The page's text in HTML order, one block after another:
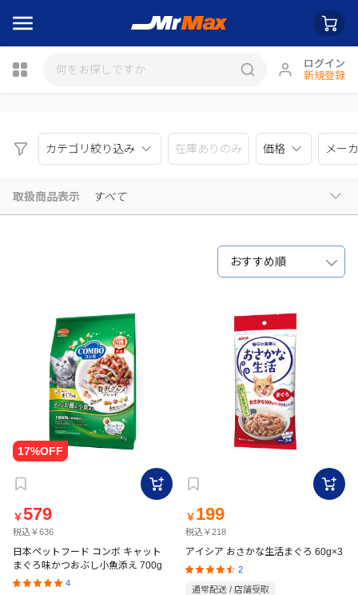
ログイン
新規登録
カテゴリ絞り込み 在庫ありのみ 価格 メー
取扱商品表示 すべて
おすすめ順
￥579
税込￥636
日本ペットフード コンボ キャット
まぐろ味かつおぶし小魚添え 700g
4
￥ 199
税込￥218
アイシア おさかな生活まぐろ 60g×3
2
通常配送 / 店舗受取